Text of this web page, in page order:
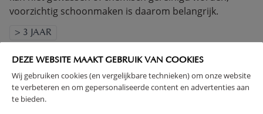
DEZE WEBSITE MAAKT GEBRUIK VAN COOKIES
Wij gebruiken cookies (en vergelijkbare technieken) om onze website
te verbeteren en om gepersonaliseerde content en advertenties aan
te bieden.
voorzichtig schoonmaken is daarom belangrijk.
> 3 JAAR
(Lees verder)
WAARSCHUWING